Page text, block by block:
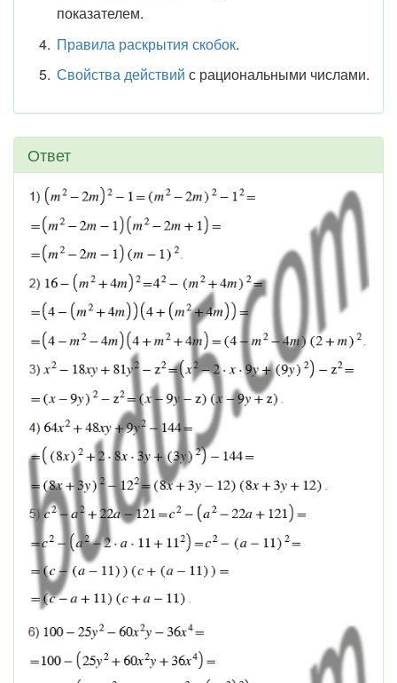
показателем.
Правила раскрытия скобок.
Свойства действий с рациональными числами.
Ответ